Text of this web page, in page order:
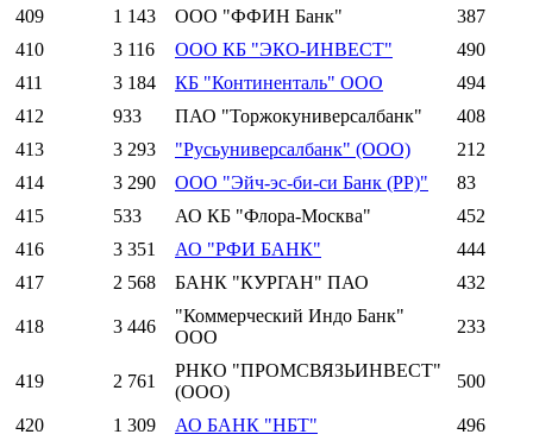
409
1 143 ООО "ФФИН Банк"
387
410
3 116 ООО КБ "ЭКО-ИНВЕСТ"
490
411
3 184 КБ "Континенталь" ООО
494
412
933 ПАО "Торжокуниверсалбанк"
408
413
3 293 "Русьуниверсалбанк" (ООО)
212
414
3 290 ООО "Эйч-эс-би-си Банк (РР)"
83
415
533 АО КБ "Флора-Москва"
452
416
3 351 АО "РФИ БАНК"
444
417
2 568 БАНК "КУРГАН" ПАО 432
418 3 446
"Коммерческий Индо Банк"
ООО
233
419 2 761
РНКО "ПРОМСВЯЗЬИНВЕСТ"
(ООО)
500
420 1 309 АО БАНК "НБТ"
496